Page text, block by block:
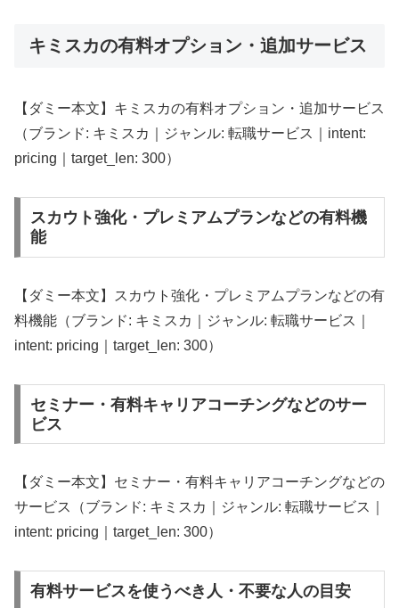
キミスカの有料オプション・追加サービス
【ダミー本文】キミスカの有料オプション・追加サービス
（ブランド: キミスカ｜ジャンル: 転職サービス｜intent:
pricing｜target_len: 300）
スカウト強化・プレミアムプランなどの有料機
能
【ダミー本文】スカウト強化・プレミアムプランなどの有
料機能（ブランド: キミスカ｜ジャンル: 転職サービス｜
intent: pricing｜target_len: 300）
セミナー・有料キャリアコーチングなどのサー
ビス
【ダミー本文】セミナー・有料キャリアコーチングなどの
サービス（ブランド: キミスカ｜ジャンル: 転職サービス｜
intent: pricing｜target_len: 300）
有料サービスを使うべき人・不要な人の目安